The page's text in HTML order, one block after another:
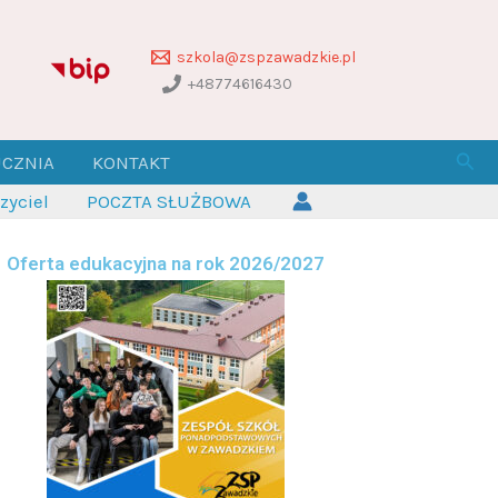
szkola@zspzawadzkie.pl
+48774616430
KONTAKT
POCZTA SŁUŻBOWA
Oferta edukacyjna na rok 2026/2027